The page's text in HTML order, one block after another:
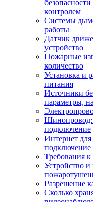
контролем
Системы
работы
Датчик
устройство
Пожарные
количество
Установка и
питания
Источники
параметры,
Шинопровод:
подключение
Интернет
подключение
Требования
Устройство
Разрешение
Сколько